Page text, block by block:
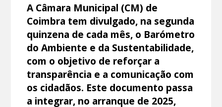
A Câmara Municipal (CM) de
Coimbra tem divulgado, na segunda
quinzena de cada mês, o Barómetro
do Ambiente e da Sustentabilidade,
com o objetivo de reforçar a
transparência e a comunicação com
os cidadãos. Este documento passa
a integrar, no arranque de 2025,